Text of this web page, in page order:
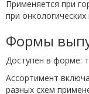
Применяется при
при
Формы
Доступен в форме:
Ассортимент
разных схем